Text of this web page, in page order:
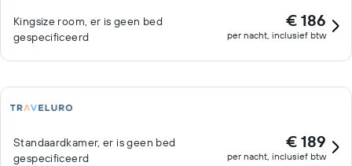
Kingsize room, er is geen bed
gespecificeerd
€ 186
per nacht, inclusief btw
Standaardkamer, er is geen bed
gespecificeerd
€ 189
per nacht, inclusief btw